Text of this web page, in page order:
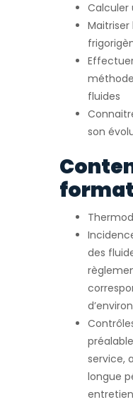
Calculer
fluides
son
des
service,
longue